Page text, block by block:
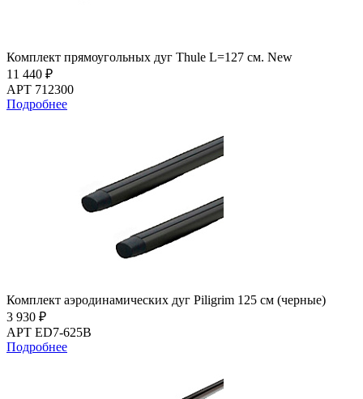
Комплект прямоугольных дуг Thule L=127 см. New
11 440 ₽
АРТ 712300
Подробнее
Комплект аэродинамических дуг Piligrim 125 см (черные)
3 930 ₽
АРТ ED7-625B
Подробнее